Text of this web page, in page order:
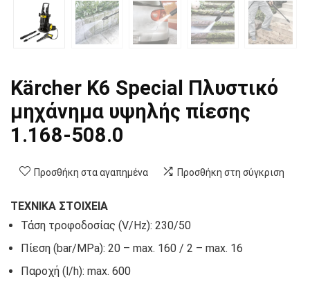
Kärcher K6 Special Πλυστικό
μηχάνημα υψηλής πίεσης
1.168-508.0
Προσθήκη στα αγαπημένα Προσθήκη στη σύγκριση
ΤΕΧΝΙΚΑ ΣΤΟΙΧΕΙΑ
Τάση τροφοδοσίας (V/Hz): 230/50
Πίεση (bar/MPa): 20 – max. 160 / 2 – max. 16
Παροχή (l/h): max. 600